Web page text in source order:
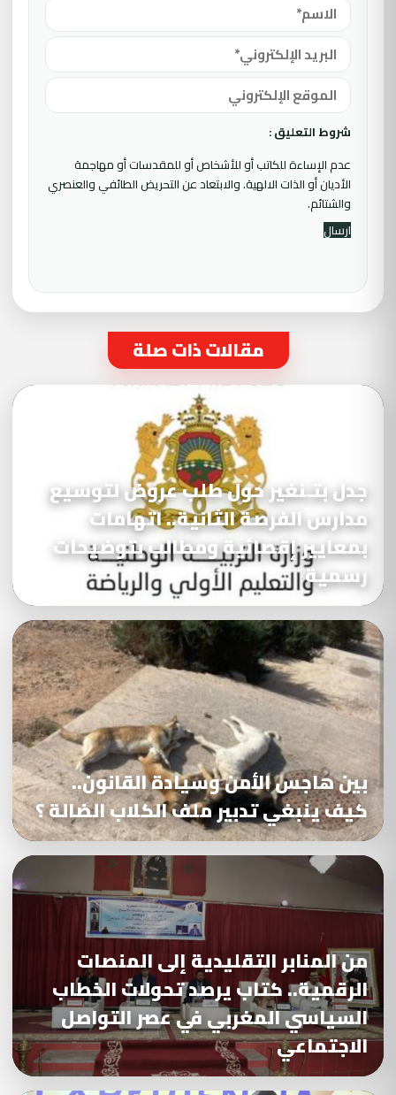
شروط التعليق :
عدم الإساءة للكاتب أو للأشخاص أو للمقدسات أو مهاجمة
الأديان أو الذات الالهية. والابتعاد عن التحريض الطائفي والعنصري
والشتائم.
مقالات ذات صلة
جدل بتـنغير حول طلب عروض لتوسيع
مدارس الفرصة الثانية.. اتهامات
بمعايير إقصائية ومطالب بتوضيحات
رسمية
بين هاجس الأمن وسيادة القانون..
كيف ينبغي تدبير ملف الكلاب الضالة ؟
من المنابر التقليدية إلى المنصات
الرقمية.. كتاب يرصد تحولات الخطاب
السياسي المغربي في عصر التواصل
الاجتماعي